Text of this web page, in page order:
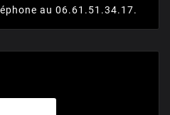
au 06.61.51.34.17.